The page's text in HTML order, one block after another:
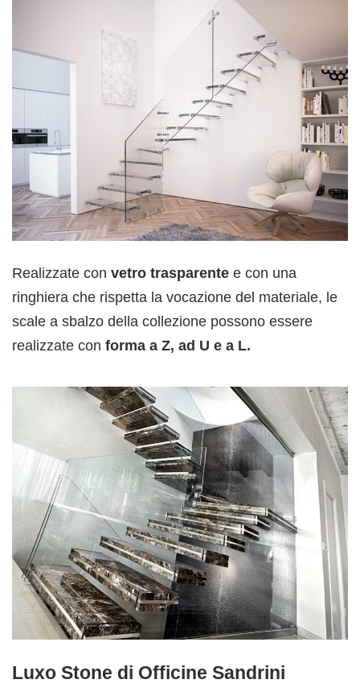
Realizzate con vetro trasparente e con una
ringhiera che rispetta la vocazione del materiale, le
scale a sbalzo della collezione possono essere
realizzate con forma a Z, ad U e a L.
Luxo Stone di Officine Sandrini